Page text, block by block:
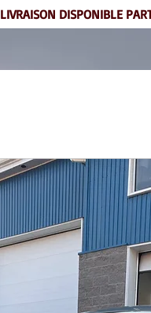
LIVRAISON DISPONIBLE